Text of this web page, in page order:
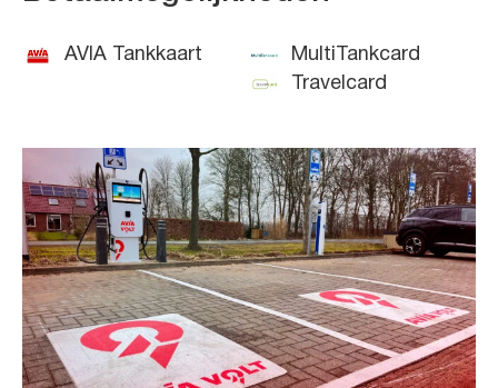
AVIA Tankkaart
MultiTankcard
Travelcard